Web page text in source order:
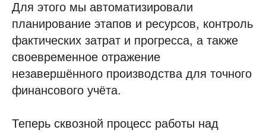
Для этого мы автоматизировали
планирование этапов и ресурсов, контроль
фактических затрат и прогресса, а также
своевременное отражение
незавершённого производства для точного
финансового учёта.
Теперь сквозной процесс работы над